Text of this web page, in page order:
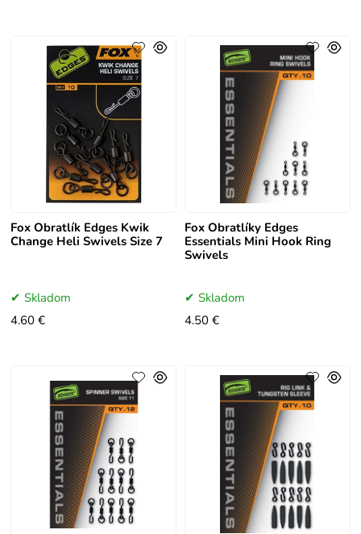
Fox Obratlík Edges Kwik
Change Heli Swivels Size 7
Skladom
4.60 €
Fox Obratlíky Edges
Essentials Mini Hook Ring
Swivels
Skladom
4.50 €